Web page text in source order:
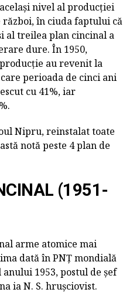
nivel al producției
în ciuda faptului că
al treilea plan cincinal a
dure. În 1950,
au revenit la
perioada de cinci ani
cu 41%, iar
Nipru, reinstalat toate
notă peste 4 plan de
(1951-
arme atomice mai
dată în PNȚ mondială
1953, postul de șef
ia N. S. hrușciovist.